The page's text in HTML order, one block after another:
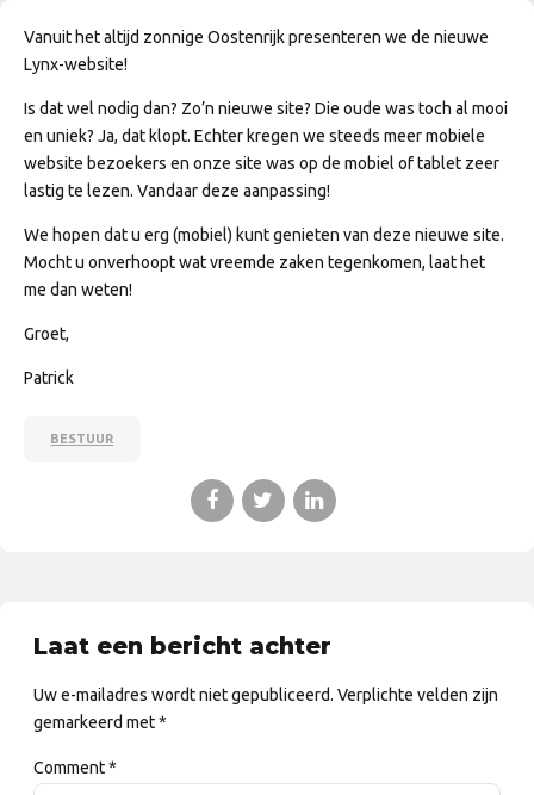
Vanuit het altijd zonnige Oostenrijk presenteren we de nieuwe
Lynx-website!
Is dat wel nodig dan? Zo’n nieuwe site? Die oude was toch al mooi
en uniek? Ja, dat klopt. Echter kregen we steeds meer mobiele
website bezoekers en onze site was op de mobiel of tablet zeer
lastig te lezen. Vandaar deze aanpassing!
We hopen dat u erg (mobiel) kunt genieten van deze nieuwe site.
Mocht u onverhoopt wat vreemde zaken tegenkomen, laat het
me dan weten!
Groet,
Patrick
BESTUUR
Laat een bericht achter
Uw e-mailadres wordt niet gepubliceerd. Verplichte velden zijn
gemarkeerd met *
Comment*